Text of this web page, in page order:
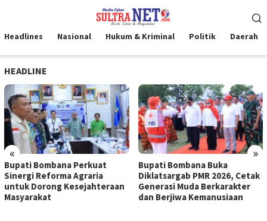
kontenMobile
Headlines Nasional Hukum & Kriminal Politik Daerah
HEADLINE
« »
Bupati Bombana Buka
Diklatsargab PMR 2026, Cetak
Generasi Muda Berkarakter
dan Berjiwa Kemanusiaan
Bupati Bombana Serahkan
Bantuan BAZNAS untuk 55
Mustahik